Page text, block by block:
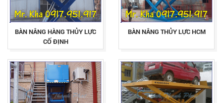
BÀN NÂNG HÀNG THỦY LỰC
CỐ ĐỊNH
BÀN NÂNG THỦY LỰC HCM